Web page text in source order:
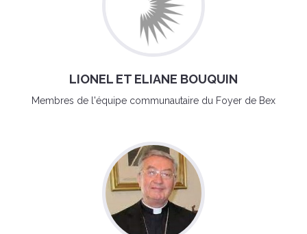
LIONEL ET ELIANE BOUQUIN
Membres de l'équipe communautaire du Foyer de Bex